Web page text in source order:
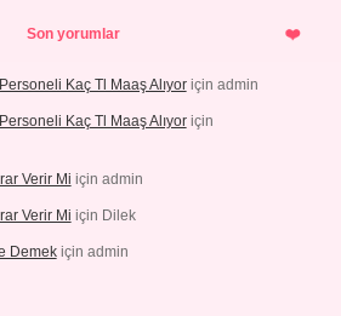
Son yorumlar
Kaç Tl Maaş Alıyoriçin admin
Kaç Tl Maaş Alıyoriçin
Verir Mi için admin
Verir Mi için Dilek
Demekiçin admin